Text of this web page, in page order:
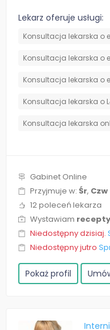
Lekarz oferuje usługi:
Konsultacja lekarska o
Konsultacja lekarska o
Konsultacja lekarska o
Konsultacja lekarska o
Konsultacja lekarska
Gabinet Online
Przyjmuje w: Śr, Czw
12 poleceń lekarza
Wystawiam recepty
Niedostępny dzisiaj.
Niedostępny jutro
Pokaż profil